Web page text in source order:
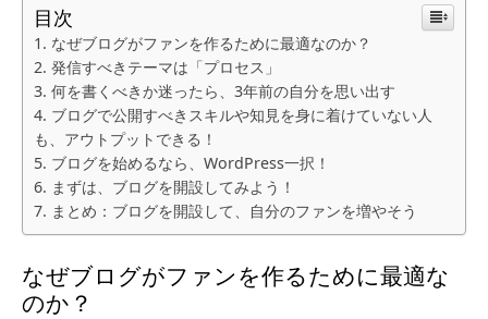
目次
なぜブログがファンを作るために最適なのか？
発信すべきテーマは「プロセス」
何を書くべきか迷ったら、3年前の自分を思い出す
ブログで公開すべきスキルや知見を身に着けていない人
も、アウトプットできる！
ブログを始めるなら、WordPress一択！
まずは、ブログを開設してみよう！
まとめ：ブログを開設して、自分のファンを増やそう
なぜブログがファンを作るために最適な
のか？